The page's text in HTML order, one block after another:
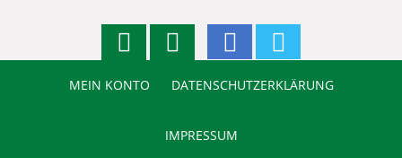
MEIN KONTO DATENSCHUTZERKLÄRUNG
IMPRESSUM